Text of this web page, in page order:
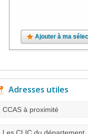
Ajouter à ma
Adresses utiles
CCAS à proximité